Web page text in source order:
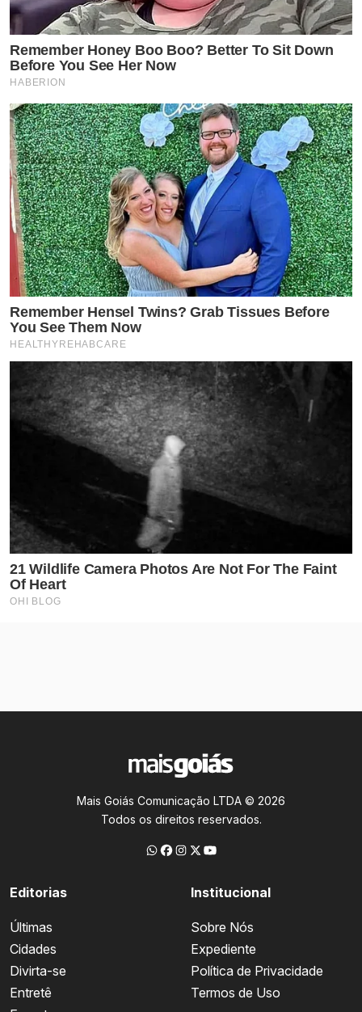
Mais Goiás Comunicação LTDA © 2026
Todos os direitos reservados.
Editorias
Últimas
Cidades
Divirta-se
Entretê
Institucional
Sobre Nós
Expediente
Política de Privacidade
Termos de Uso